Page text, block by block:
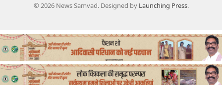
© 2026 News Samvad. Designed by Launching Press.